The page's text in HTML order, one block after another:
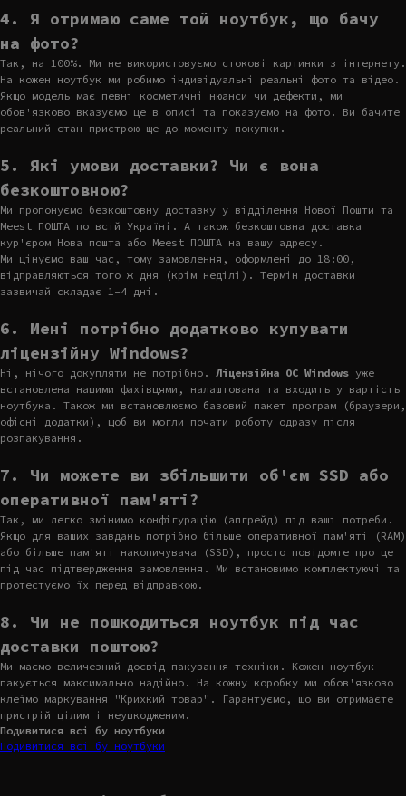
4. Я отримаю саме той ноутбук, що бачу
на фото?
Так, на 100%. Ми не використовуємо стокові картинки з інтернету.
На кожен ноутбук ми робимо індивідуальні реальні фото та відео.
Якщо модель має певні косметичні нюанси чи дефекти, ми
обов'язково вказуємо це в описі та показуємо на фото. Ви бачите
реальний стан пристрою ще до моменту покупки.
5. Які умови доставки? Чи є вона
безкоштовною?
Ми пропонуємо безкоштовну доставку у відділення Нової Пошти та
Meest ПОШТА по всій Україні. А також безкоштовна доставка
кур'єром Нова пошта або Meest ПОШТА на вашу адресу.
Ми цінуємо ваш час, тому замовлення, оформлені до 18:00,
відправляються того ж дня (крім неділі). Термін доставки
зазвичай складає 1-4 дні.
6. Мені потрібно додатково купувати
ліцензійну Windows?
Ні, нічого докупляти не потрібно. Ліцензійна ОС Windows уже
встановлена нашими фахівцями, налаштована та входить у вартість
ноутбука. Також ми встановлюємо базовий пакет програм (браузери,
офісні додатки), щоб ви могли почати роботу одразу після
розпакування.
7. Чи можете ви збільшити об'єм SSD або
оперативної пам'яті?
Так, ми легко змінимо конфігурацію (апгрейд) під ваші потреби.
Якщо для ваших завдань потрібно більше оперативної пам'яті (RAM)
або більше пам'яті накопичувача (SSD), просто повідомте про це
під час підтвердження замовлення. Ми встановимо комплектуючі та
протестуємо їх перед відправкою.
8. Чи не пошкодиться ноутбук під час
доставки поштою?
Ми маємо величезний досвід пакування техніки. Кожен ноутбук
пакується максимально надійно. На кожну коробку ми обов'язково
клеїмо маркування "Крихкий товар". Гарантуємо, що ви отримаєте
пристрій цілим і неушкодженим.
Подивитися всі бу ноутбуки
Подивитися всі бу ноутбуки